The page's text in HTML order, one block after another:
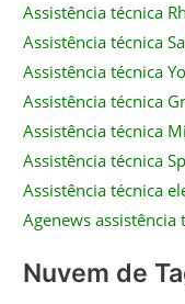
Assistência técnica
Assistência técnica
Assistência técnica
Assistência técnica
Assistência técnica
Assistência técnica
Assistência técnica
Agenews assistência
Nuvem de